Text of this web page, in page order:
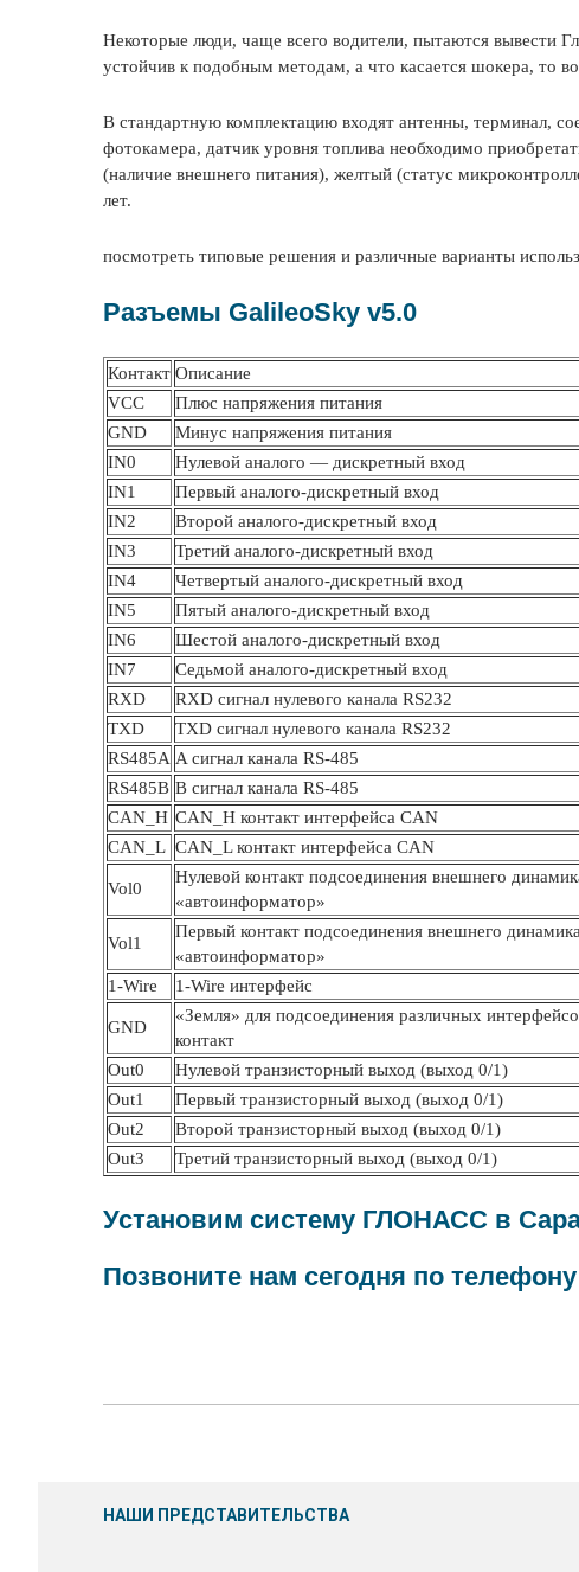
Некоторые люди, чаще всего водители, пытаются вывести
устойчив к подобным методам, а что касается шокера, то
В стандартную комплектацию входят антенны, терминал,
фотокамера, датчик уровня топлива необходимо
(наличие внешнего питания), желтый (статус
лет.
посмотреть типовые решения и различные варианты
Разъемы GalileoSky v5.0
Контакт Описание
VCC
Плюс напряжения питания
GND
Минус напряжения питания
IN0
Нулевой аналого — дискретный вход
IN1
Первый аналого-дискретный вход
IN2
Второй аналого-дискретный вход
IN3
Третий аналого-дискретный вход
IN4
Четвертый аналого-дискретный вход
IN5
Пятый аналого-дискретный вход
IN6
Шестой аналого-дискретный вход
IN7
Седьмой аналого-дискретный вход
RXD
RXD сигнал нулевого канала RS232
TXD
TXD сигнал нулевого канала RS232
RS485A A сигнал канала RS-485
RS485B B сигнал канала RS-485
CAN_H CAN_H контакт интерфейса CAN
CAN_L CAN_L контакт интерфейса CAN
Vol0
Нулевой контакт подсоединения внешнего
«автоинформатор»
Vol1
Первый контакт подсоединения внешнего
«автоинформатор»
1-Wire
1-Wire интерфейс
GND
«Земля» для подсоединения различных
контакт
Out0
Нулевой транзисторный выход (выход 0/1)
Out1
Первый транзисторный выход (выход 0/1)
Out2
Второй транзисторный выход (выход 0/1)
Out3
Третий транзисторный выход (выход 0/1)
Установим систему ГЛОНАСС в
Позвоните нам сегодня по
НАШИ ПРЕДСТАВИТЕЛЬСТВА